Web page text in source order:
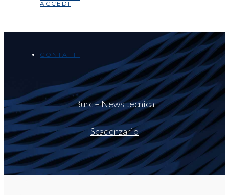
ACCEDI
CONTATTI
Burc–News tecnica
Scadenzario